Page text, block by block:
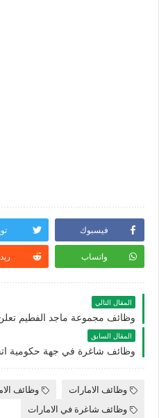
فيسبوك
واتساب
المقال التالي
المقال السابق
وظائف الامارات وظائف
وظائف شاغرة في الامارات